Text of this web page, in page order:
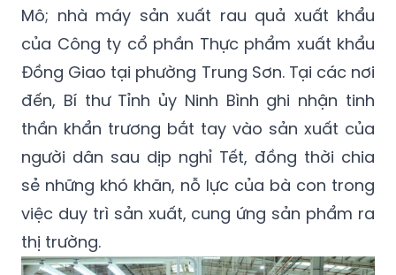
Mô; nhà máy sản xuất rau quả xuất khẩu
của Công ty cổ phần Thực phẩm xuất khẩu
Đồng Giao tại phường Trung Sơn. Tại các nơi
đến, Bí thư Tỉnh ủy Ninh Bình ghi nhận tinh
thần khẩn trương bắt tay vào sản xuất của
người dân sau dịp nghỉ Tết, đồng thời chia
sẻ những khó khăn, nỗ lực của bà con trong
việc duy trì sản xuất, cung ứng sản phẩm ra
thị trường.